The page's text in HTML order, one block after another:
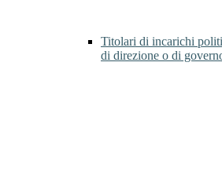
Titolari di incarichi
di direzione o di